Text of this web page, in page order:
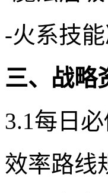
-火系技
三、战略
3.1每日
效率路线